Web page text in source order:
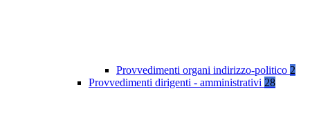
Provvedimenti organi indirizzo-politico 2
Provvedimenti dirigenti - amministrativi 28